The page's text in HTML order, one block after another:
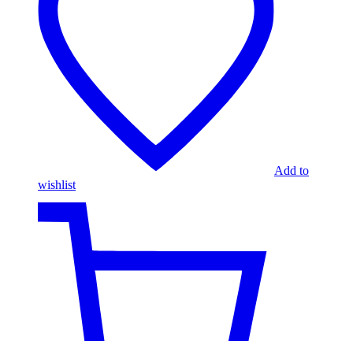
Add to
wishlist